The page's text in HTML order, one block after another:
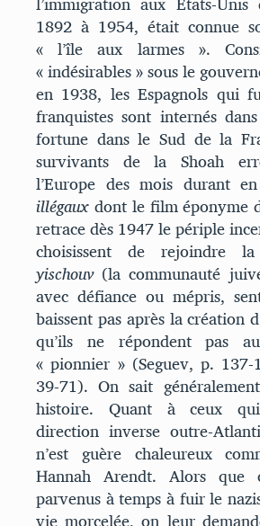
1892 à 1954, était connue
« l’île aux larmes ».
« indésirables » sous le
en 1938, les Espagnols qui
franquistes sont internés
fortune dans le Sud de la
survivants de la Shoah
l’Europe des mois durant
illégauxdont le film éponyme
retrace dès 1947 le périple
choisissent de rejoindre
yischouv(la communauté
avec défiance ou mépris,
baissent pas après la création
qu’ils ne répondent pas
« pionnier » (Seguev, p.
39-71). On sait
histoire. Quant à ceux
direction inverse outre-
n’est guère chaleureux
Hannah Arendt. Alors que
parvenus à temps à fuir le